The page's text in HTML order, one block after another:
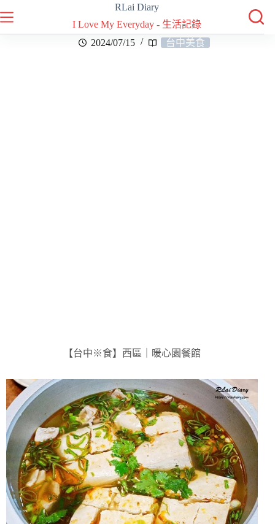
RLai Diary
I Love My Everyday - 生活記錄
2024/07/15
台中美食
【台中※食】西區｜暖心園餐館